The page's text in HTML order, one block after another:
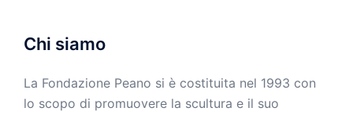
Chi siamo
La Fondazione Peano si è costituita nel 1993 con
lo scopo di promuovere la scultura e il suo